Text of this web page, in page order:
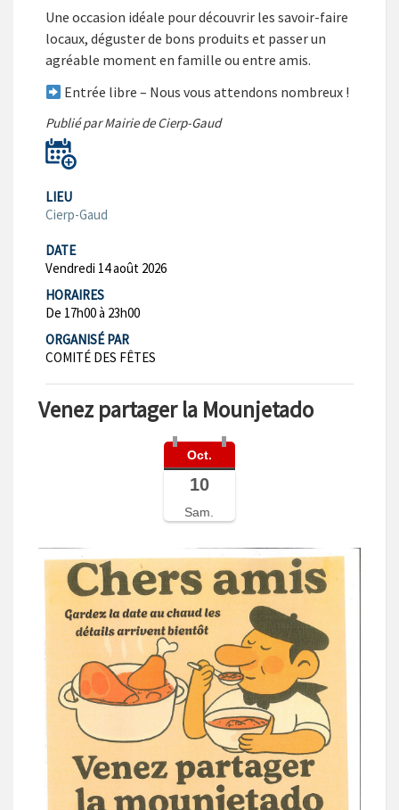
Une occasion idéale pour découvrir les savoir-faire
locaux, déguster de bons produits et passer un
agréable moment en famille ou entre amis.
Entrée libre – Nous vous attendons nombreux !
Publié par Mairie de Cierp-Gaud
LIEU
Cierp-Gaud
DATE
Vendredi 14 août 2026
HORAIRES
De 17h00 à 23h00
ORGANISÉ PAR
COMITÉ DES FÊTES
Venez partager la Mounjetado
Oct.
10
Sam.